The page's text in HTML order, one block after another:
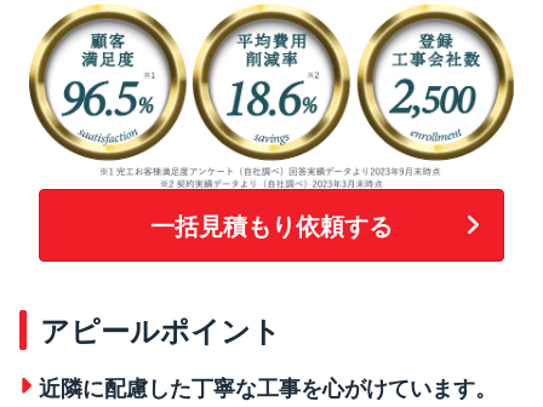
一括見積もり依頼する
アピールポイント
近隣に配慮した丁寧な工事を心がけています。